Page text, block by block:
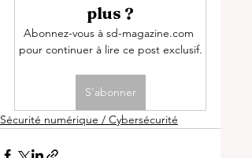
plus ?
Abonnez-vous à sd-magazine.com
pour continuer à lire ce post exclusif.
S'abonner
Sécurité numérique / Cybersécurité